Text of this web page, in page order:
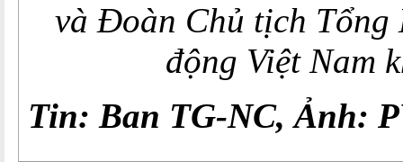
và Đoàn Chủ tịch Tổng
động Việt Nam
Tin: Ban TG-NC, Ảnh: